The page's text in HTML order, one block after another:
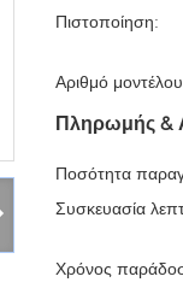
Πιστοποίηση:
Αριθμό
Πληρωμής &
Ποσότητα
Συσκευασία
Χρόνος